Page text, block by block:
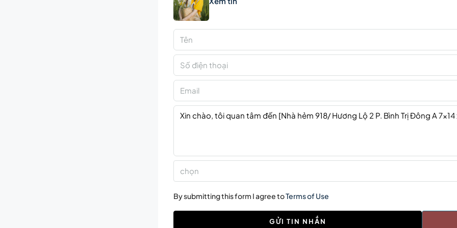
chọn
By submitting this form I agree toTerms of Use
GỬI TIN NHẮN